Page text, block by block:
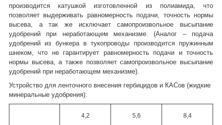
производится катушкой изготовленной из полиамида, что
позволяет выдерживать равномерность подачи, точность нормы
высева, а так же исключает самопроизвольное высыпание
удобрений при неработающем механизме. (Аналог – подача
удобрений из бункера в тукопроводы производится пружинным
шнеком, что не гарантирует равномерность подачи и точность
нормы высева, а также позволяет самопроизвольное высыпание
удобрений при неработающем механизме).
Устройство для ленточного внесения гербицидов и КАСов (жидкие
минеральные удобрения):
4,2 5,6 8,4